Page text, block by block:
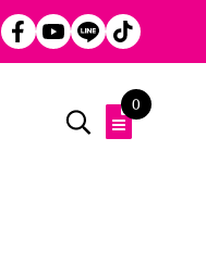
0